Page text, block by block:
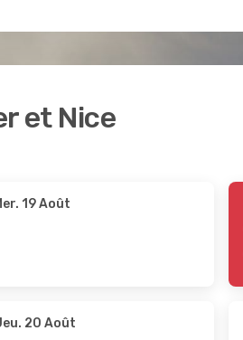
et Nice
19 Août
20 Août